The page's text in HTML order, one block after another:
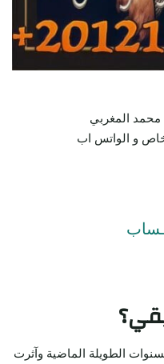
محمد المغربي
و الواتس اب
الطويلة الماضية وآثرت